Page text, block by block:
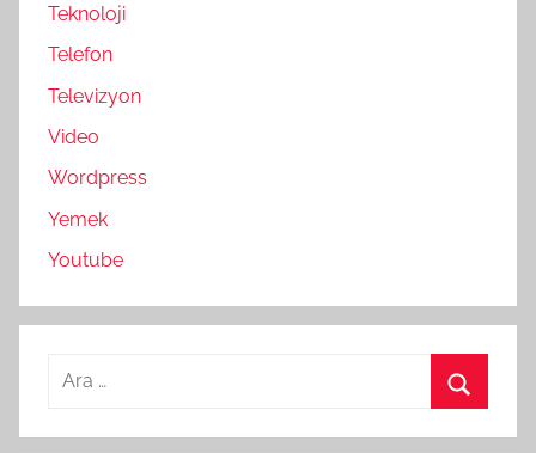
Teknoloji
Telefon
Televizyon
Video
Wordpress
Yemek
Youtube
Arama: